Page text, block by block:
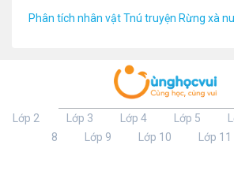
Phân tích nhân vật Tnú truyện Rừng xà nu
Lớp 2 Lớp 3 Lớp 4 Lớp 5
8
Lớp 9 Lớp 10 Lớp 11